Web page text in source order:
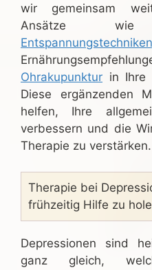
wir gemeinsam
Ansätze
Ohrakupunktur in Ihre
Diese ergänzenden
helfen, Ihre
verbessern und die
Therapie zu verstärken.
Therapie bei
frühzeitig Hilfe zu
Depressionen sind
ganz gleich,